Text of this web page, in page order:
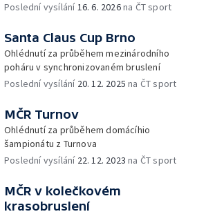
Poslední vysílání16. 6. 2026na ČT sport
Santa Claus Cup Brno
Ohlédnutí za průběhem mezinárodního
poháru v synchronizovaném bruslení
Poslední vysílání 20. 12. 2025 na ČT sport
MČR Turnov
Ohlédnutí za průběhem domácíhio
šampionátu z Turnova
Poslední vysílání 22. 12. 2023 na ČT sport
MČR v kolečkovém
krasobruslení